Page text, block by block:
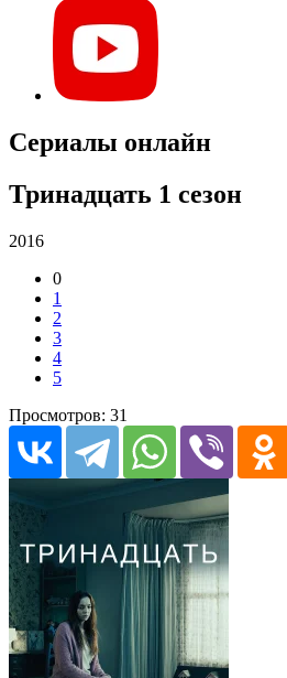
Сериалы онлайн
Тринадцать 1 сезон
2016
0
1
2
3
4
5
Просмотров: 31